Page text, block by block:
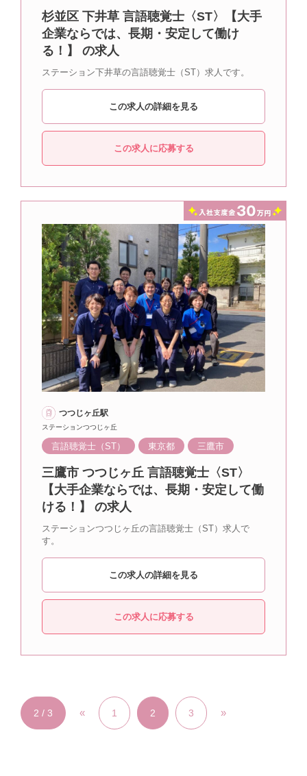
杉並区 下井草 言語聴覚士〈ST〉【大手
企業ならでは、長期・安定して働け
る！】 の求人
ステーション下井草の言語聴覚士（ST）求人です。
この求人の詳細を見る
この求人に応募する
つつじヶ丘駅
ステーションつつじヶ丘
言語聴覚士（ST） 東京都 三鷹市
三鷹市 つつじヶ丘 言語聴覚士〈ST〉
【大手企業ならでは、長期・安定して働
ける！】 の求人
ステーションつつじヶ丘の言語聴覚士（ST）求人で
す。
この求人の詳細を見る
この求人に応募する
2 / 3 « 1 2 3 »